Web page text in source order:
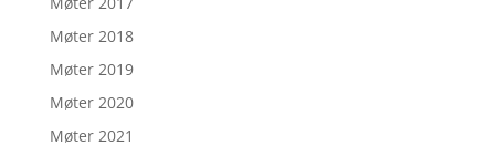
Møter 2018
Møter 2019
Møter 2020
Møter 2021